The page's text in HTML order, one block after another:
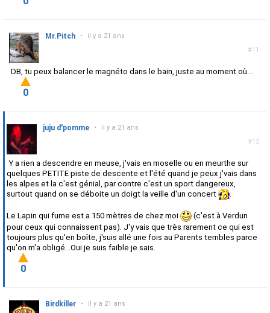
#11
Mr.Pitch • il y a 21 ans
DB, tu peux balancer le magnéto dans le bain, juste au moment où...
0
#12
juju d'pomme • il y a 21 ans
Y a rien a descendre en meuse, j'vais en moselle ou en meurthe sur
quelques PETITE piste de descente et l'été quand je peux j'vais dans
les alpes et la c'est génial, par contre c'est un sport dangereux,
surtout quand on se déboite un doigt la veille d'un concert
.
Le Lapin qui fume est a 150 mètres de chez moi
(c'est à Verdun
pour ceux qui connaissent pas). J'y vais que très rarement ce qui est
toujours plus qu'en boîte, j'suis allé une fois au Parents terribles parce
qu'on m'a obligé...Oui je suis faible je sais.
0
Birdkiller • il y a 21 ans